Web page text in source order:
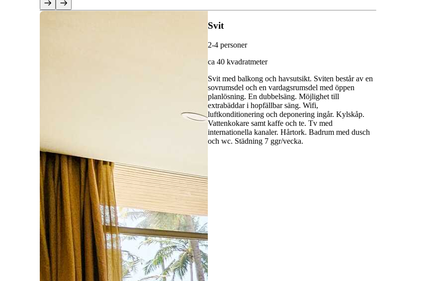
Svit
2-4 personer
ca 40 kvadratmeter
Svit med balkong och havsutsikt. Sviten består av en
sovrumsdel och en vardagsrumsdel med öppen
planlösning. En dubbelsäng. Möjlighet till
extrabäddar i hopfällbar säng. Wifi,
luftkonditionering och deponering ingår. Kylskåp.
Vattenkokare samt kaffe och te. Tv med
internationella kanaler. Hårtork. Badrum med dusch
och wc. Städning 7 ggr/vecka.